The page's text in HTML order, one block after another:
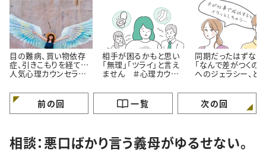
目の難病、買い物依存
症、引きこもりを経て…
人気心理カウンセラー
る」たった一つの方法
相手が困るかもと思い
「無理」「ツライ」と言え
ません ＃心理カウン
する考え方
同期だったはずな
「なんで差がつくの？
へのジェラシー、ど
ラーうさこの心を軽
る考え方
前の回 一覧 次の回
相談：悪口ばかり言う義母がゆるせない。